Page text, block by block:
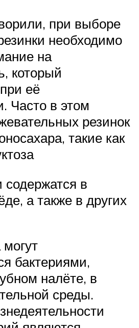
при выборе
необходимо
на
который
её
Часто в этом
резинок
такие как
в
а также в других
бактериями,
налёте, в
среды.